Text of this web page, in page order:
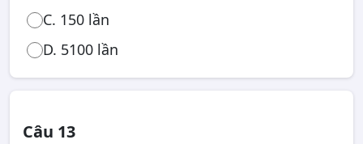
C. 150 lần
D. 5100 lần
Câu 13